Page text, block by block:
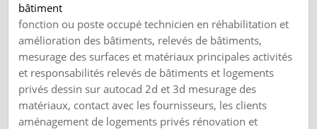
bâtiment
fonction ou poste occupé technicien en réhabilitation et
amélioration des bâtiments, relevés de bâtiments,
mesurage des surfaces et matériaux principales activités
et responsabilités relevés de bâtiments et logements
privés dessin sur autocad 2d et 3d mesurage des
matériaux, contact avec les fournisseurs, les clients
aménagement de logements privés rénovation et